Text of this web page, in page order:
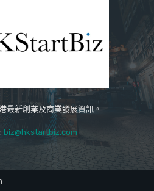
最新創業及商業發展資訊。
biz@hkstartbiz.com